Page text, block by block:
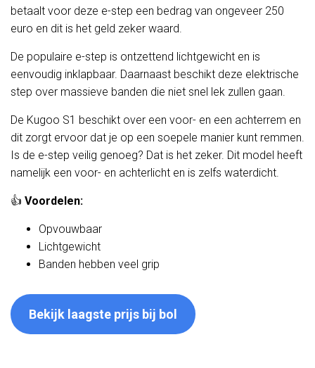
betaalt voor deze e-step een bedrag van ongeveer 250
euro en dit is het geld zeker waard.
De populaire e-step is ontzettend lichtgewicht en is
eenvoudig inklapbaar. Daarnaast beschikt deze elektrische
step over massieve banden die niet snel lek zullen gaan.
De Kugoo S1 beschikt over een voor- en een achterrem en
dit zorgt ervoor dat je op een soepele manier kunt remmen.
Is de e-step veilig genoeg? Dat is het zeker. Dit model heeft
namelijk een voor- en achterlicht en is zelfs waterdicht.
👍 Voordelen:
Opvouwbaar
Lichtgewicht
Banden hebben veel grip
Bekijk laagste prijs bij bol